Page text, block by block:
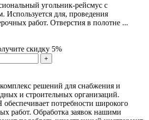
угольник-рейсмус с
для, проведения
работ. Отверстия в полотне ...
скидку 5%
+
решений для снабжения и
и строительных организаций.
потребности широкого
работ. Обработка заявок нашими